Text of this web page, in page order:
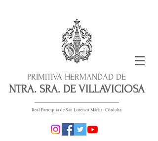
PRIMITIVA HERMANDAD DE
NTRA. SRA. DE VILLAVICIOSA
Real Parroquia de San Lorenzo Mártir · Córdoba